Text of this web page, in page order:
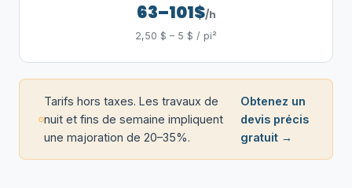
63–101$/h
2,50 $ – 5 $ / pi²
Tarifs hors taxes. Les travaux de
nuit et fins de semaine impliquent
une majoration de 20–35%.
Obtenez un
devis précis
gratuit →